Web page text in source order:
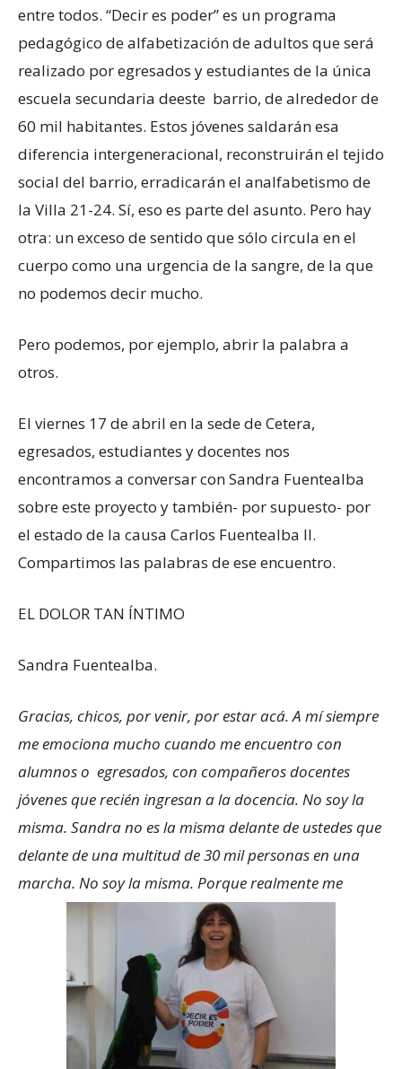
entre todos. “Decir es poder” es un programa
pedagógico de alfabetización de adultos que será
realizado por egresados y estudiantes de la única
escuela secundaria deeste barrio, de alrededor de
60 mil habitantes. Estos jóvenes saldarán esa
diferencia intergeneracional, reconstruirán el tejido
social del barrio, erradicarán el analfabetismo de
la Villa 21-24. Sí, eso es parte del asunto. Pero hay
otra: un exceso de sentido que sólo circula en el
cuerpo como una urgencia de la sangre, de la que
no podemos decir mucho.
Pero podemos, por ejemplo, abrir la palabra a
otros.
El viernes 17 de abril en la sede de Cetera,
egresados, estudiantes y docentes nos
encontramos a conversar con Sandra Fuentealba
sobre este proyecto y también- por supuesto- por
el estado de la causa Carlos Fuentealba II.
Compartimos las palabras de ese encuentro.
EL DOLOR TAN ÍNTIMO
Sandra Fuentealba.
Gracias, chicos, por venir, por estar acá. A mí siempre
me emociona mucho cuando me encuentro con
alumnos o egresados, con compañeros docentes
jóvenes que recién ingresan a la docencia. No soy la
misma. Sandra no es la misma delante de ustedes que
delante de una multitud de 30 mil personas en una
marcha. No soy la misma. Porque realmente me